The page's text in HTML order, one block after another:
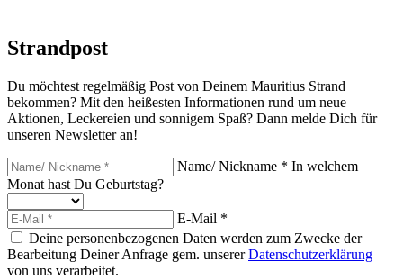
Strandpost
Du möchtest regelmäßig Post von Deinem Mauritius Strand
bekommen? Mit den heißesten Informationen rund um neue
Aktionen, Leckereien und sonnigem Spaß? Dann melde Dich für
unseren Newsletter an!
Name/ Nickname * In welchem
Monat hast Du Geburtstag?
E-Mail *
Deine personenbezogenen Daten werden zum Zwecke der
Bearbeitung Deiner Anfrage gem. unsererDatenschutzerklärung
von uns verarbeitet.